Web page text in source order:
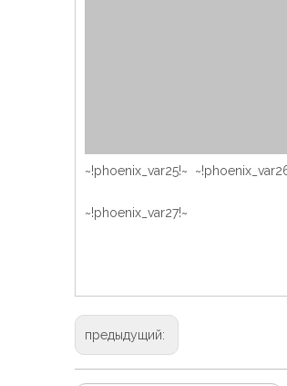
~!phoenix_var25!~
~!phoenix_var27!~
предыдущий: